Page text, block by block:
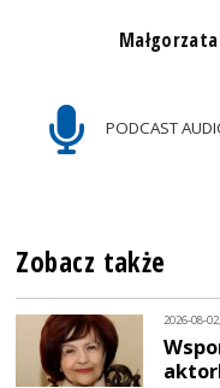
PODCAST
Zobacz także
2026-08-